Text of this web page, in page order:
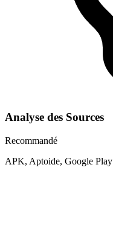
Analyse des Sources
Recommandé
APK, Aptoide, Google Play